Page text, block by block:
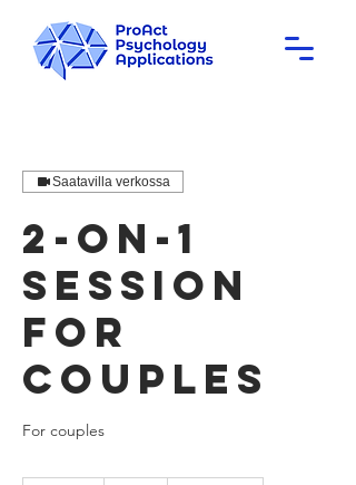
Saatavilla verkossa
2-on-1
session
for
couples
For couples